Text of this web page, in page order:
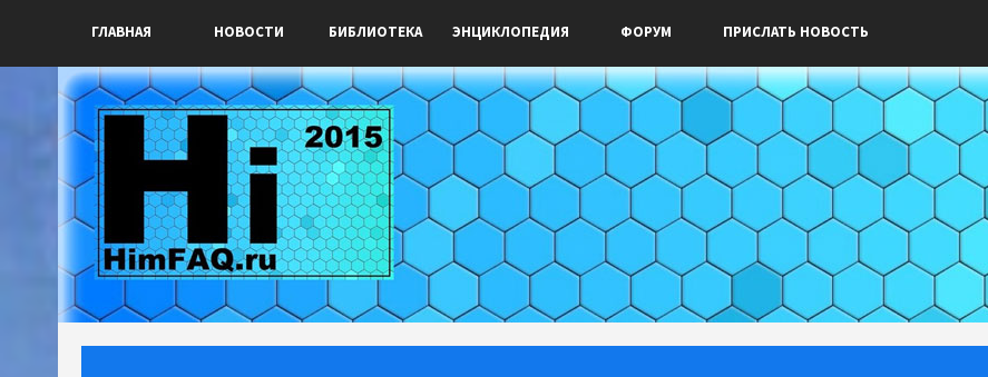
ГЛАВНАЯ НОВОСТИ БИБЛИОТЕКА ЭНЦИКЛОПЕДИЯ ФОРУМ ПРИСЛАТЬ НОВОСТЬ